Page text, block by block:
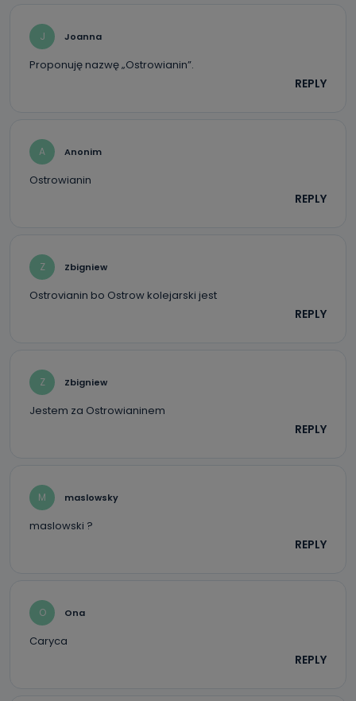
J Joanna
Proponuję nazwę „Ostrowianin”.
REPLY
A Anonim
Ostrowianin
REPLY
Z Zbigniew
Ostrovianin bo Ostrow kolejarski jest
REPLY
Z Zbigniew
Jestem za Ostrowianinem
REPLY
M maslowsky
maslowski ?
REPLY
O Ona
Caryca
REPLY